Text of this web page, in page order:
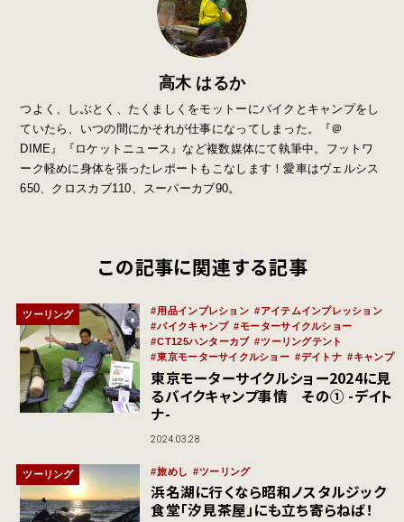
高木 はるか
つよく、しぶとく、たくましくをモットーにバイクとキャンプをし
ていたら、いつの間にかそれが仕事になってしまった。『＠
DIME』『ロケットニュース』など複数媒体にて執筆中。フットワ
ーク軽めに身体を張ったレポートもこなします！愛車はヴェルシス
650、クロスカブ110、スーパーカブ90。
この記事に関連する記事
ツーリング 用品インプレション
アイテムインプレッション
バイクキャンプ
モーターサイクルショー
CT125ハンターカブ
ツーリングテント
東京モーターサイクルショー
デイトナ キャンプ
東京モーターサイクルショー2024に見
るバイクキャンプ事情 その① -デイト
ナ-
2024.03.28
ツーリング 旅めし ツーリング
浜名湖に行くなら昭和ノスタルジック
食堂「汐見茶屋」にも立ち寄らねば！